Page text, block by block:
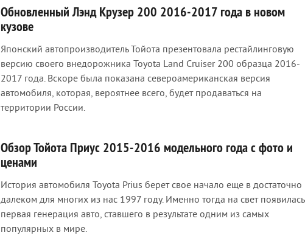
Обновленный Лэнд Крузер 200 2016-2017 года в новом
кузове
Японский автопроизводитель Тойота презентовала рестайлинговую
версию своего внедорожника Toyota Land Cruiser 200 образца 2016-
2017 года. Вскоре была показана североамериканская версия
автомобиля, которая, вероятнее всего, будет продаваться на
территории России.
Обзор Тойота Приус 2015-2016 модельного года с фото и
ценами
История автомобиля Toyota Prius берет свое начало еще в достаточно
далеком для многих из нас 1997 году. Именно тогда на свет появилась
первая генерация авто, ставшего в результате одним из самых
популярных в мире.